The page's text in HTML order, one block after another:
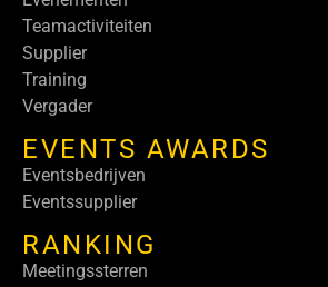
Teamactiviteiten
Supplier
Training
Vergader
EVENTS AWARDS
Eventsbedrijven
Eventssupplier
RANKING
Meetingssterren